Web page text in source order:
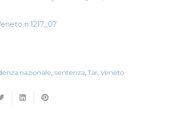
n.1217_07
nazionale sentenza ,Tar, Veneto